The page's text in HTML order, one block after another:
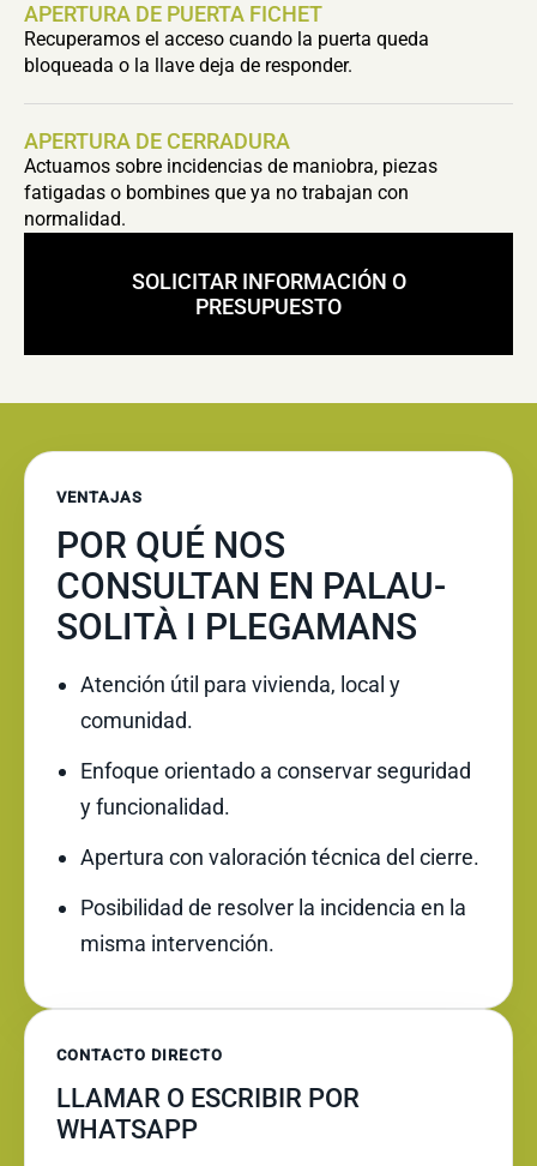
APERTURA DE PUERTA FICHET
Recuperamos el acceso cuando la puerta queda
bloqueada o la llave deja de responder.
APERTURA DE CERRADURA
Actuamos sobre incidencias de maniobra, piezas
fatigadas o bombines que ya no trabajan con
normalidad.
SOLICITAR INFORMACIÓN O
PRESUPUESTO
VENTAJAS
POR QUÉ NOS
CONSULTAN EN PALAU-
SOLITÀ I PLEGAMANS
Atención útil para vivienda, local y
comunidad.
Enfoque orientado a conservar seguridad
y funcionalidad.
Apertura con valoración técnica del cierre.
Posibilidad de resolver la incidencia en la
misma intervención.
CONTACTO DIRECTO
LLAMAR O ESCRIBIR POR
WHATSAPP